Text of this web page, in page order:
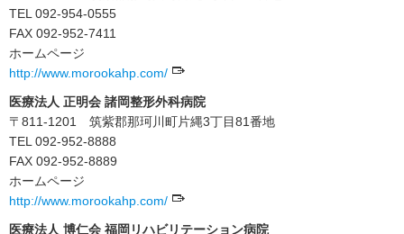
TEL 092-954-0555
FAX 092-952-7411
ホームページ
http://www.morookahp.com/
医療法人 正明会 諸岡整形外科病院
〒811-1201 筑紫郡那珂川町片縄3丁目81番地
TEL 092-952-8888
FAX 092-952-8889
ホームページ
http://www.morookahp.com/
医療法人 博仁会 福岡リハビリテーション病院